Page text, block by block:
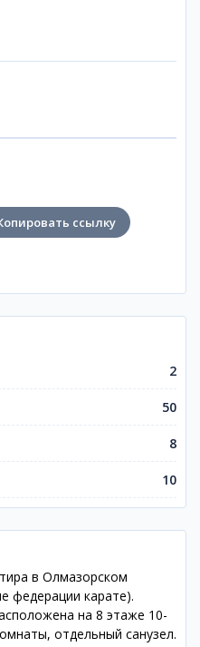
ссылку
2
50
8
10
в Олмазорском
федерации карате).
на 8 этаже 10-
отдельный санузел.